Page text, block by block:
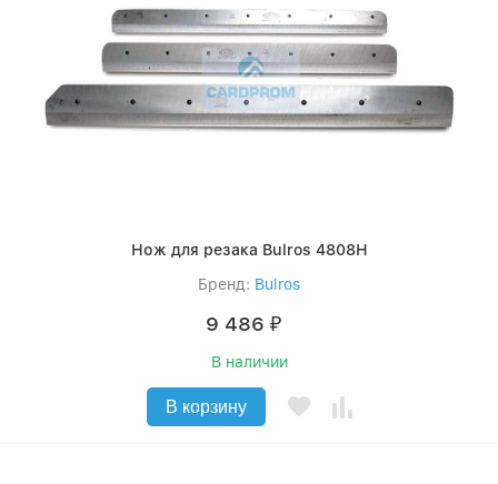
Нож для резака Bulros 4808H
Бренд: Bulros
9 486 ₽
В наличии
В корзину